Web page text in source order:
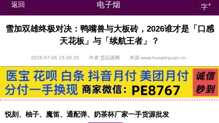
返回 电子烟 字+
雪加双雄终极对决：鸭嘴兽与大板砖，2026谁才是「口感
天花板」与「续航王者」？
2026-07-06 15:26:20 作者:货品源网 来源:www.huopinyuan.cn
悦刻、柚子、魔笛、通配弹、奶茶杯厂家一手货源批发